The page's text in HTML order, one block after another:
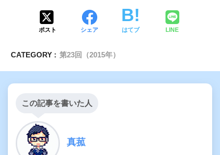
ポスト シェア はてブ LINE
CATEGORY : 第23回（2015年）
この記事を書いた人
真菰